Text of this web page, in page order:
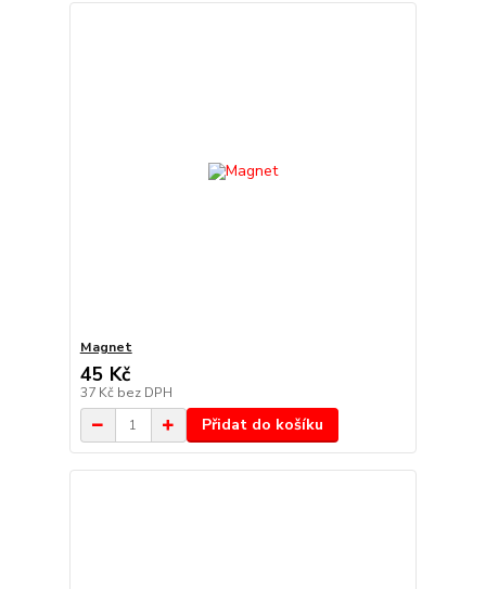
Magnet
45 Kč
37 Kč bez DPH
Přidat do košíku